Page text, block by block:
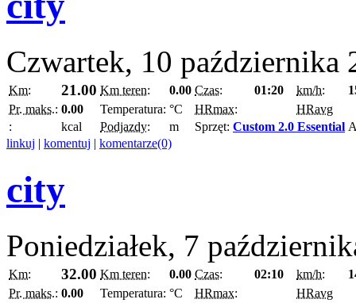
Czwartek, 10 października
Km: 21.00 Km teren: 0.00 Czas: 01:20 km/h:
Pr. maks.: 0.00 Temperatura: °C HRmax:
HRavg
:
kcal Podjazdy: m Sprzęt: Custom 2.0 Essential
linkuj | komentuj | komentarze(0)
city
Poniedziałek, 7
Km: 32.00 Km teren: 0.00 Czas: 02:10 km/h:
Pr. maks.: 0.00 Temperatura: °C HRmax:
HRavg